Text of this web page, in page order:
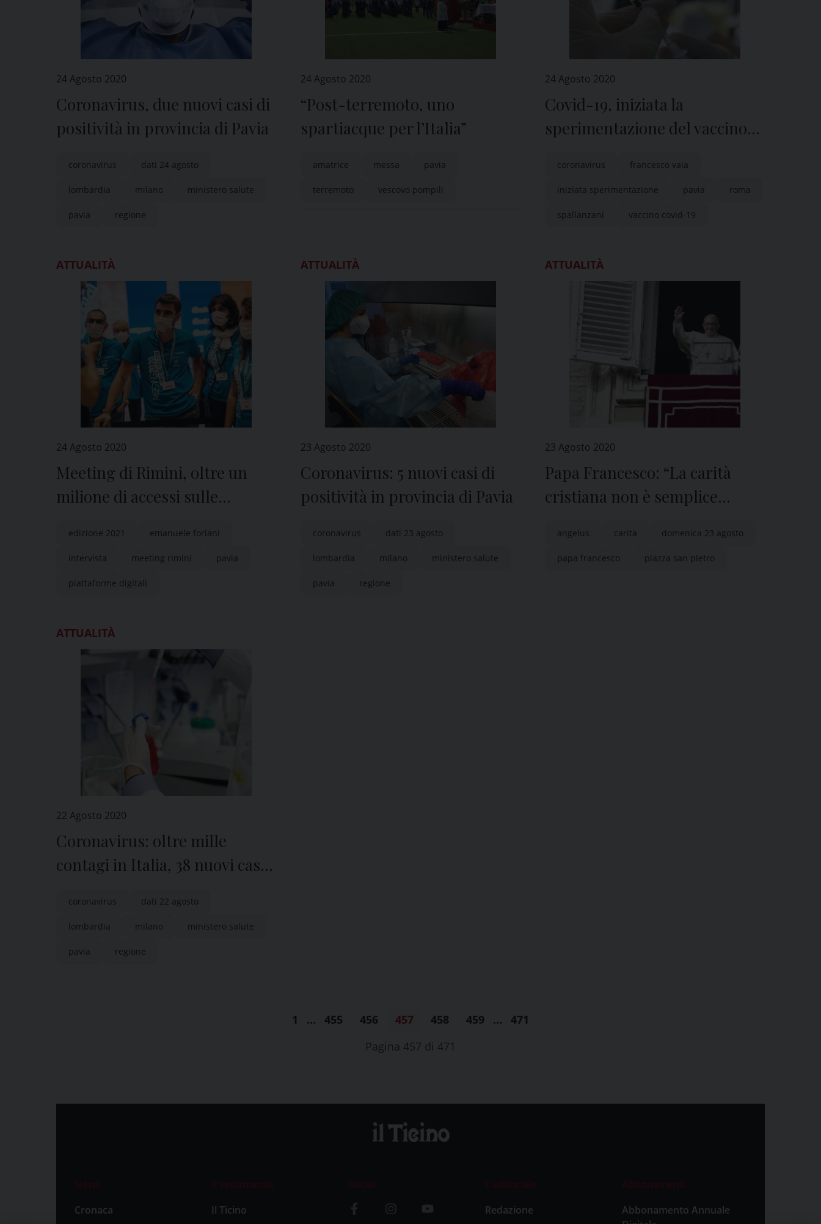
24 Agosto 2020
Coronavirus, due nuovi casi di
positività in provincia di Pavia
coronavirus dati 24 agosto
lombardia milano ministero salute
pavia regione
24 Agosto 2020
“Post-terremoto, uno
spartiacque per l’Italia”
amatrice messa pavia
terremoto vescovo pompili
24 Agosto 2020
Covid-19, iniziata la
sperimentazione del vaccino
coronavirus francesco vaia
iniziata sperimentazione pavia roma
spallanzani vaccino covid-19
ATTUALITÀ
24 Agosto 2020
Meeting di Rimini, oltre un
milione di accessi sulle
edizione 2021 emanuele forlani
intervista meeting rimini pavia
piattaforme digitali
ATTUALITÀ
23 Agosto 2020
Coronavirus: 5 nuovi casi di
positività in provincia di Pavia
coronavirus dati 23 agosto
lombardia milano ministero salute
pavia regione
ATTUALITÀ
23 Agosto 2020
Papa Francesco: “La carità
cristiana non è semplice
angelus carita domenica 23 agosto
papa francesco piazza san pietro
ATTUALITÀ
22 Agosto 2020
Coronavirus: oltre mille
contagi in Italia, 38 nuovi casi
coronavirus dati 22 agosto
lombardia milano ministero salute
pavia regione
1 … 455 456 457 458 459 …
471
Pagina 457 di 471
News
Cronaca
Il settimanale
Il Ticino
Social
L’editoriale
Redazione
Abbonamenti
Abbonamento Annuale